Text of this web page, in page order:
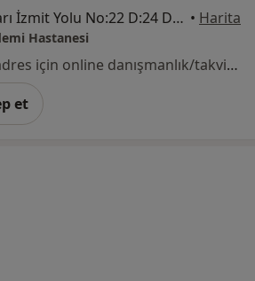
Ovacık, Adapazarı İzmit Yolu No:22 D:24 D:100, Kocaeli • Harita
Hastanesi
Bu uzman ilgili adres için online danışmanlık/takvim sunmuyor.
et